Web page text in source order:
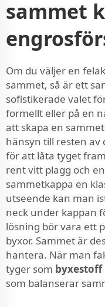
sammet
Om du väljer en
sammet, så är ett
sofistikerade valet
formellt eller på en
att skapa en
hänsyn till resten av
för att låta tyget
rent vitt plagg och
sammetkappa en
utseende kan man
neck under kappan
lösning bör vara ett
byxor. Sammet är
hantera. När man
tyger som byxestoff
som balanserar